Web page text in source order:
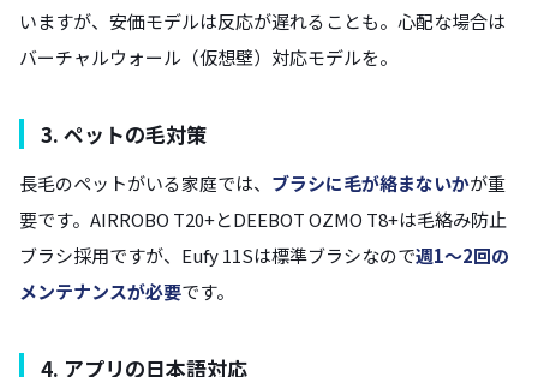
いますが、安価モデルは反応が遅れることも。心配な場合は
バーチャルウォール（仮想壁）対応モデルを。
3. ペットの毛対策
長毛のペットがいる家庭では、 ブラシに毛が絡まないかが重
要です。AIRROBO T20+とDEEBOT OZMO T8+は毛絡み防止
ブラシ採用ですが、Eufy 11Sは標準ブラシなので週1〜2回の
メンテナンスが必要です。
4. アプリの日本語対応